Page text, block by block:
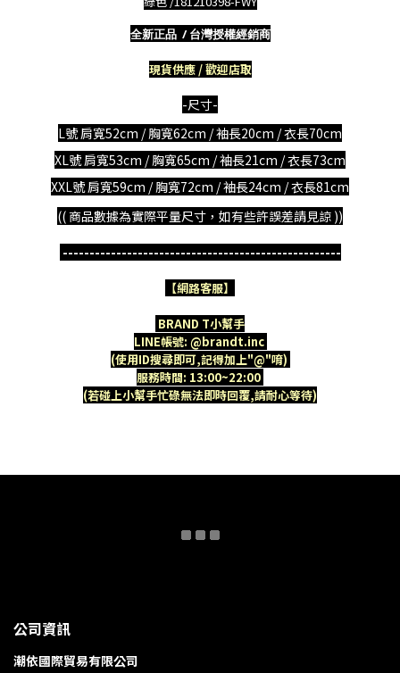
全新正品 / 台灣授權經銷商
現貨供應 / 歡迎店取
-尺寸-
L號肩寬52cm / 胸寬62cm / 袖長20cm / 衣長70cm
XL號肩寬53cm / 胸寬65cm / 袖長21cm / 衣長73cm
XXL號肩寬59cm / 胸寬72cm / 袖長24cm / 衣長81cm
(( 商品數據為實際平量尺寸，如有些許誤差請見諒 ))
----------------------------------------------------
【網路客服】
BRAND T小幫手
LINE帳號: @brandt.inc
(使用ID搜尋即可,記得加上"@"唷)
服務時間: 13:00~22:00
(若碰上小幫手忙碌無法即時回覆,請耐心等待)
公司資訊
潮依國際貿易有限公司